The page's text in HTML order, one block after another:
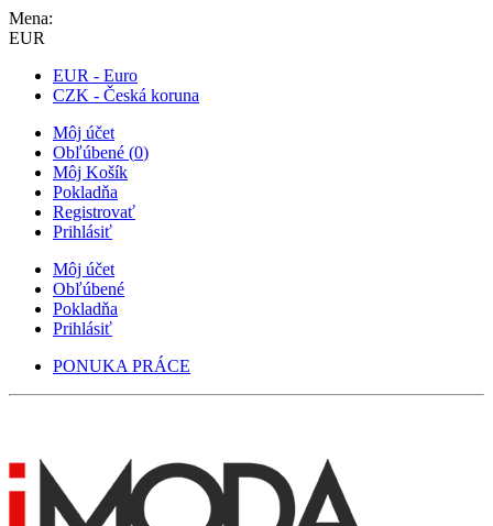
Mena:
EUR
EUR - Euro
CZK - Česká koruna
Môj účet
Obľúbené (0)
Môj Košík
Pokladňa
Registrovať
Prihlásiť
Môj účet
Obľúbené
Pokladňa
Prihlásiť
PONUKA PRÁCE